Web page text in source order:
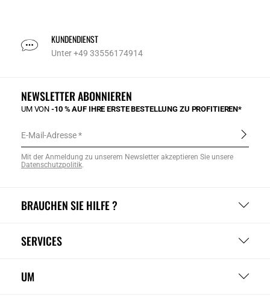
KUNDENDIENST
Unter +49 33556174914
BRAUCHEN SIE HILFE ?
SERVICES
UM
NEWSLETTER ABONNIEREN
UM VON-10 % AUF IHRE ERSTE BESTELLUNG ZU PROFITIEREN*
E-Mail-Adresse
Mit der Anmeldung zu unserem Newsletter akzeptieren Sie unsere
Datenschutzpolitik.